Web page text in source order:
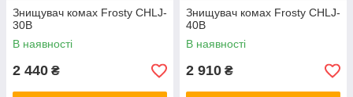
Знищувач комах Frosty CHLJ-
30B
В наявності
2 440 ₴
Знищувач комах Frosty CHLJ-
40B
В наявності
2 910 ₴